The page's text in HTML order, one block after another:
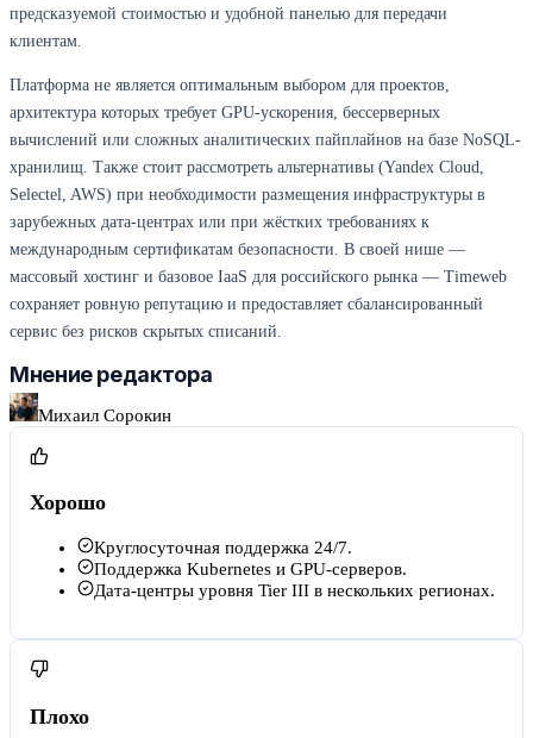
предсказуемой стоимостью и удобной панелью для передачи
клиентам.
Платформа не является оптимальным выбором для проектов,
архитектура которых требует GPU-ускорения, бессерверных
вычислений или сложных аналитических пайплайнов на базе NoSQL-
хранилищ. Также стоит рассмотреть альтернативы (Yandex Cloud,
Selectel, AWS) при необходимости размещения инфраструктуры в
зарубежных дата-центрах или при жёстких требованиях к
международным сертификатам безопасности. В своей нише —
массовый хостинг и базовое IaaS для российского рынка — Timeweb
сохраняет ровную репутацию и предоставляет сбалансированный
сервис без рисков скрытых списаний.
Мнение редактора
Михаил Сорокин
Хорошо
Круглосуточная поддержка 24/7.
Поддержка Kubernetes и GPU-серверов.
Дата-центры уровня Tier III в нескольких регионах.
Плохо